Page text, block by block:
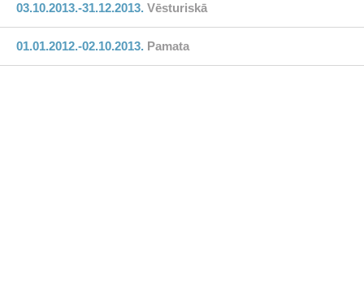
03.10.2013.-31.12.2013. Vēsturiskā
01.01.2012.-02.10.2013. Pamata